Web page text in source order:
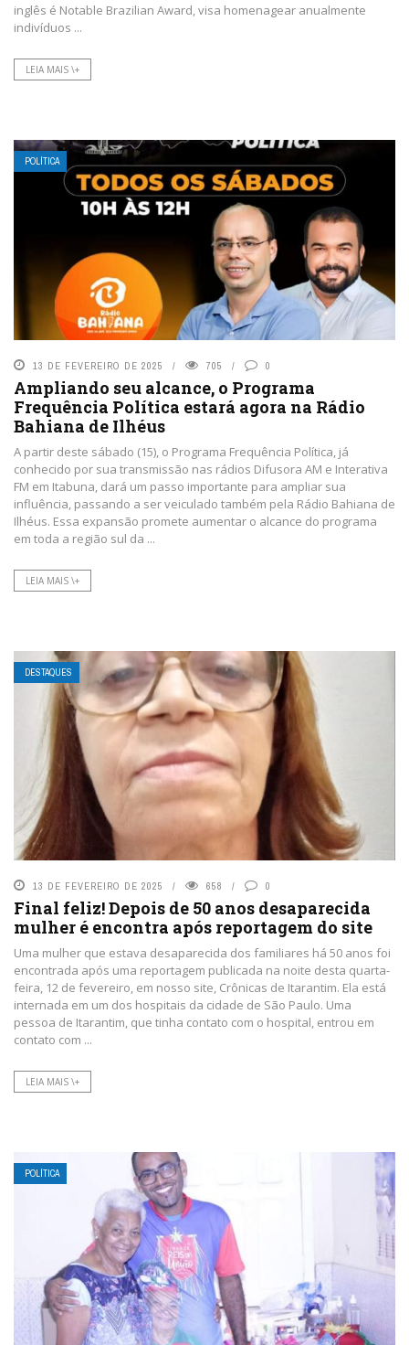
inglês é Notable Brazilian Award, visa homenagear anualmente
indivíduos ...
LEIA MAIS \+
POLÍTICA
13 DE FEVEREIRO DE 2025 705 0
Ampliando seu alcance, o Programa
Frequência Política estará agora na Rádio
Bahiana de Ilhéus
A partir deste sábado (15), o Programa Frequência Política, já
conhecido por sua transmissão nas rádios Difusora AM e Interativa
FM em Itabuna, dará um passo importante para ampliar sua
influência, passando a ser veiculado também pela Rádio Bahiana de
Ilhéus. Essa expansão promete aumentar o alcance do programa
em toda a região sul da ...
LEIA MAIS \+
DESTAQUES
13 DE FEVEREIRO DE 2025 658 0
Final feliz! Depois de 50 anos desaparecida
mulher é encontra após reportagem do site
Uma mulher que estava desaparecida dos familiares há 50 anos foi
encontrada após uma reportagem publicada na noite desta quarta-
feira, 12 de fevereiro, em nosso site, Crônicas de Itarantim. Ela está
internada em um dos hospitais da cidade de São Paulo. Uma
pessoa de Itarantim, que tinha contato com o hospital, entrou em
contato com ...
LEIA MAIS \+
POLÍTICA